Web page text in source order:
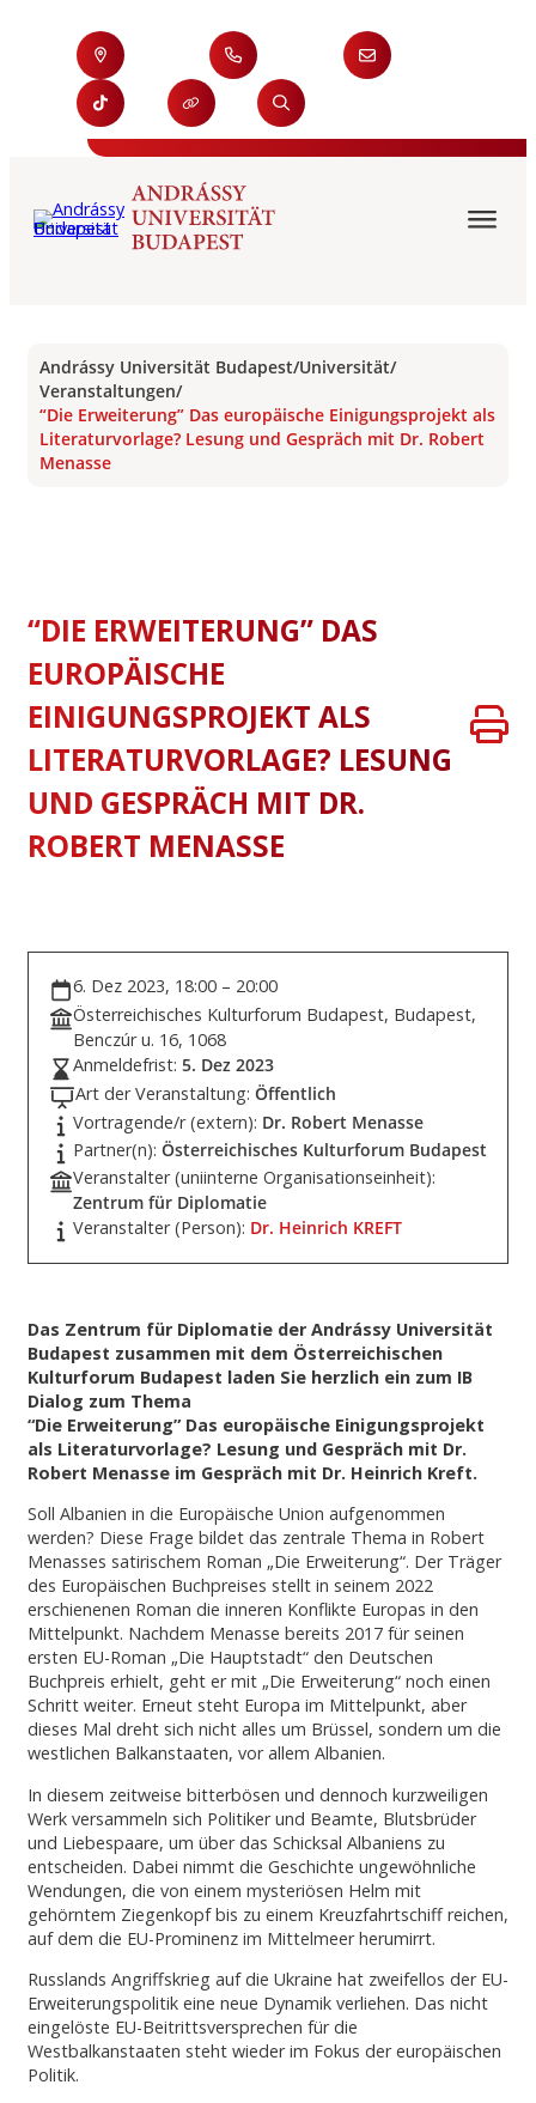
Andrássy Universität Budapest/Universität/
Veranstaltungen/
“Die Erweiterung” Das europäische Einigungsprojekt als
Literaturvorlage? Lesung und Gespräch mit Dr. Robert
Menasse
“DIE ERWEITERUNG” DAS
EUROPÄISCHE
EINIGUNGSPROJEKT ALS
LITERATURVORLAGE? LESUNG
UND GESPRÄCH MIT DR.
ROBERT MENASSE
6. Dez 2023, 18:00 – 20:00
Österreichisches Kulturforum Budapest, Budapest,
Benczúr u. 16, 1068
Anmeldefrist: 5. Dez 2023
Art der Veranstaltung: Öffentlich
Vortragende/r (extern): Dr. Robert Menasse
Partner(n): Österreichisches Kulturforum Budapest
Veranstalter (uniinterne Organisationseinheit):
Zentrum für Diplomatie
Veranstalter (Person): Dr. Heinrich KREFT
Das Zentrum für Diplomatie der Andrássy Universität
Budapest zusammen mit dem Österreichischen
Kulturforum Budapest laden Sie herzlich ein zum IB
Dialog zum Thema
“Die Erweiterung” Das europäische Einigungsprojekt
als Literaturvorlage? Lesung und Gespräch mit Dr.
Robert Menasse im Gespräch mit Dr. Heinrich Kreft.
Soll Albanien in die Europäische Union aufgenommen
werden? Diese Frage bildet das zentrale Thema in Robert
Menasses satirischem Roman „Die Erweiterung“. Der Träger
des Europäischen Buchpreises stellt in seinem 2022
erschienenen Roman die inneren Konflikte Europas in den
Mittelpunkt. Nachdem Menasse bereits 2017 für seinen
ersten EU-Roman „Die Hauptstadt“ den Deutschen
Buchpreis erhielt, geht er mit „Die Erweiterung“ noch einen
Schritt weiter. Erneut steht Europa im Mittelpunkt, aber
dieses Mal dreht sich nicht alles um Brüssel, sondern um die
westlichen Balkanstaaten, vor allem Albanien.
In diesem zeitweise bitterbösen und dennoch kurzweiligen
Werk versammeln sich Politiker und Beamte, Blutsbrüder
und Liebespaare, um über das Schicksal Albaniens zu
entscheiden. Dabei nimmt die Geschichte ungewöhnliche
Wendungen, die von einem mysteriösen Helm mit
gehörntem Ziegenkopf bis zu einem Kreuzfahrtschiff reichen,
auf dem die EU-Prominenz im Mittelmeer herumirrt.
Russlands Angriffskrieg auf die Ukraine hat zweifellos der EU-
Erweiterungspolitik eine neue Dynamik verliehen. Das nicht
eingelöste EU-Beitrittsversprechen für die
Westbalkanstaaten steht wieder im Fokus der europäischen
Politik.